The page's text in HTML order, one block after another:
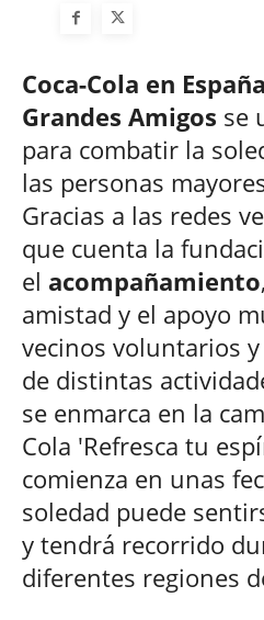
Coca-Cola en
Grandes Amigos se
para combatir la
las personas
Gracias a las redes
que cuenta la
el acompañamiento
amistad y el apoyo
vecinos voluntarios
de distintas
se enmarca en la
Cola 'Refresca tu
comienza en unas
soledad puede
y tendrá recorrido
diferentes regiones